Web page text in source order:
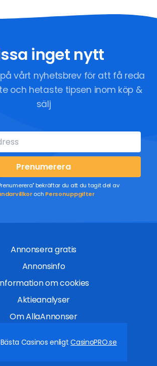
inget nytt
vårt nyhetsbrev för att få reda
och hetaste tipsen inom köp &
sälj
Prenumerera
bekräftar du att du tagit del av
och Personuppgifter
Annonsera gratis
Annonsinfo
om cookies
Aktieanalyser
Om AllaAnnonser
Casinos enligtCasinoPRO.se